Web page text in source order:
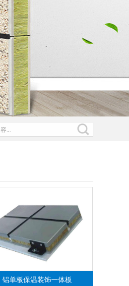
铝单板保温装饰一体板